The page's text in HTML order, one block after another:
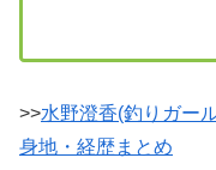
>>水野澄香(釣りガー
身地・経歴まとめ